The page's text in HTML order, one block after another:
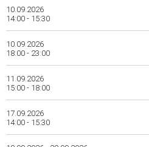
10.09.2026
14:00 - 15:30
10.09.2026
18:00 - 23:00
11.09.2026
15:00 - 18:00
17.09.2026
14:00 - 15:30